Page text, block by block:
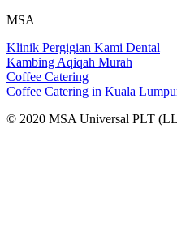
MSA
Klinik Pergigian Kami Dental
Kambing Aqiqah Murah
Coffee Catering
Coffee Catering in Kuala
© 2020 MSA Universal PLT